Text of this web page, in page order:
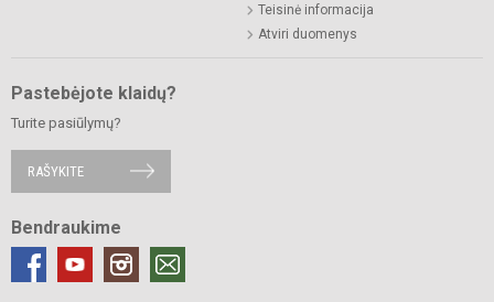
Teisinė informacija
Atviri duomenys
Pastebėjote klaidų?
Turite pasiūlymų?
RAŠYKITE
Bendraukime